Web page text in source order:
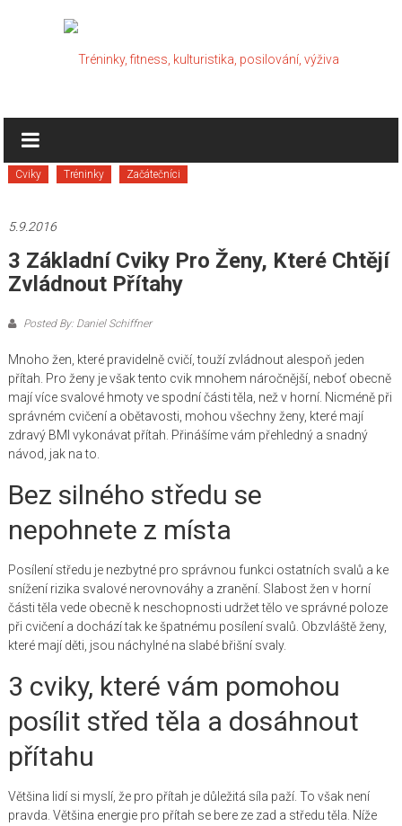
Tréninky,
fitness,
kulturistika,
posilování,
výživa
Kulturistika,
fitness,
suplementy,
tréninky,..
Cviky Tréninky Začátečníci
5.9.2016
3 Základní Cviky Pro Ženy, Které Chtějí
Zvládnout Přítahy
Posted By: Daniel Schiffner
Mnoho žen, které pravidelně cvičí, touží zvládnout alespoň jeden
přítah. Pro ženy je však tento cvik mnohem náročnější, neboť obecně
mají více svalové hmoty ve spodní části těla, než v horní. Nicméně při
správném cvičení a obětavosti, mohou všechny ženy, které mají
zdravý BMI vykonávat přítah. Přinášíme vám přehledný a snadný
návod, jak na to.
Bez silného středu se
nepohnete z místa
Posílení středu je nezbytné pro správnou funkci ostatních svalů a ke
snížení rizika svalové nerovnováhy a zranění. Slabost žen v horní
části těla vede obecně k neschopnosti udržet tělo ve správné poloze
při cvičení a dochází tak ke špatnému posílení svalů. Obzvláště ženy,
které mají děti, jsou náchylné na slabé břišní svaly.
3 cviky, které vám pomohou
posílit střed těla a dosáhnout
přítahu
Většina lidí si myslí, že pro přítah je důležitá síla paží. To však není
pravda. Většina energie pro přítah se bere ze zad a středu těla. Níže